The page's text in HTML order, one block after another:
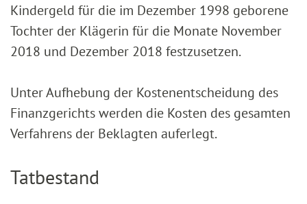
Kindergeld für die im Dezember 1998 geborene
Tochter der Klägerin für die Monate November
2018 und Dezember 2018 festzusetzen.
Unter Aufhebung der Kostenentscheidung des
Finanzgerichts werden die Kosten des gesamten
Verfahrens der Beklagten auferlegt.
Tatbestand